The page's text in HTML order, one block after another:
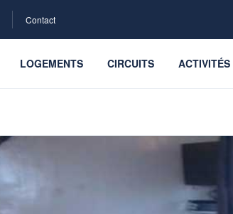
Contact
LOGEMENTS CIRCUITS ACTIVITÉS